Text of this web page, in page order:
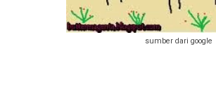
sumber dari google